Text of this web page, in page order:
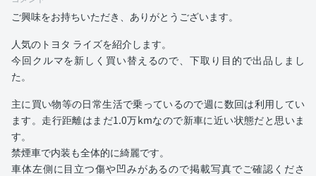
ご興味をお持ちいただき、ありがとうございます。
人気のトヨタ ライズを紹介します。
今回クルマを新しく買い替えるので、下取り目的で出品しまし
た。
主に買い物等の日常生活で乗っているので週に数回は利用してい
ます。走行距離はまだ1.0万kmなので新車に近い状態だと思いま
す。
禁煙車で内装も全体的に綺麗です。
車体左側に目立つ傷や凹みがあるので掲載写真でご確認くださ